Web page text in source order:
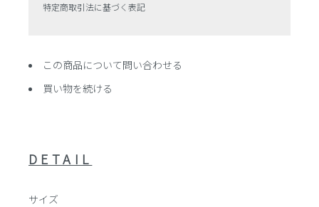
特定商取引法に基づく表記
この商品について問い合わせる
買い物を続ける
DETAIL
サイズ